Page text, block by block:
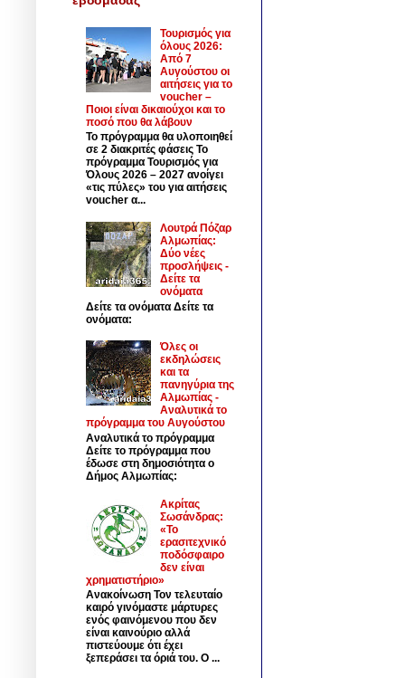
Τουρισμός για
όλους 2026:
Από 7
Αυγούστου οι
αιτήσεις για το
voucher –
Ποιοι είναι δικαιούχοι και το
ποσό που θα λάβουν
Το πρόγραμμα θα υλοποιηθεί
σε 2 διακριτές φάσεις Το
πρόγραμμα Τουρισμός για
Όλους 2026 – 2027 ανοίγει
«τις πύλες» του για αιτήσεις
voucher α...
Λουτρά Πόζαρ
Αλμωπίας:
Δύο νέες
προσλήψεις -
Δείτε τα
ονόματα
Δείτε τα ονόματα Δείτε τα
ονόματα:
Όλες οι
εκδηλώσεις
και τα
πανηγύρια της
Αλμωπίας -
Αναλυτικά το
πρόγραμμα του Αυγούστου
Αναλυτικά το πρόγραμμα
Δείτε το πρόγραμμα που
έδωσε στη δημοσιότητα ο
Δήμος Αλμωπίας:
Ακρίτας
Σωσάνδρας:
«Το
ερασιτεχνικό
ποδόσφαιρο
δεν είναι
χρηματιστήριο»
Ανακοίνωση Τον τελευταίο
καιρό γινόμαστε μάρτυρες
ενός φαινόμενου που δεν
είναι καινούριο αλλά
πιστεύουμε ότι έχει
ξεπεράσει τα όριά του. Ο ...